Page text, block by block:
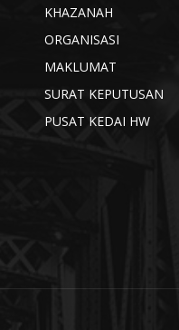
KHAZANAH
ORGANISASI
MAKLUMAT
SURAT KEPUTUSAN
PUSAT KEDAI HW